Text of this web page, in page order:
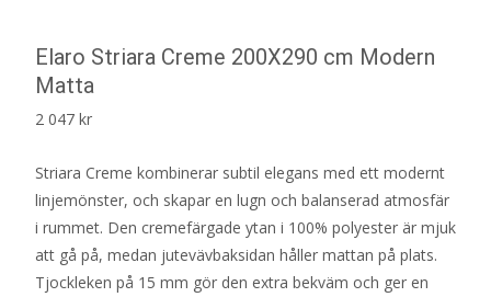
Elaro Striara Creme 200X290 cm Modern
Matta
2 047 kr
Striara Creme kombinerar subtil elegans med ett modernt
linjemönster, och skapar en lugn och balanserad atmosfär
i rummet. Den cremefärgade ytan i 100% polyester är mjuk
att gå på, medan jutevävbaksidan håller mattan på plats.
Tjockleken på 15 mm gör den extra bekväm och ger en